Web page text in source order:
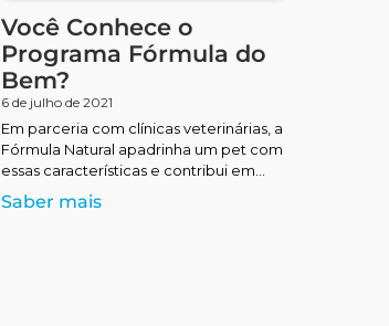
Você Conhece o
Programa Fórmula do
Bem?
6 de julho de 2021
Em parceria com clínicas veterinárias, a
Fórmula Natural apadrinha um pet com
essas características e contribui em
três frentes: doação de alimentos
Fórmula Natural; ações de incentivo à
Saber mais